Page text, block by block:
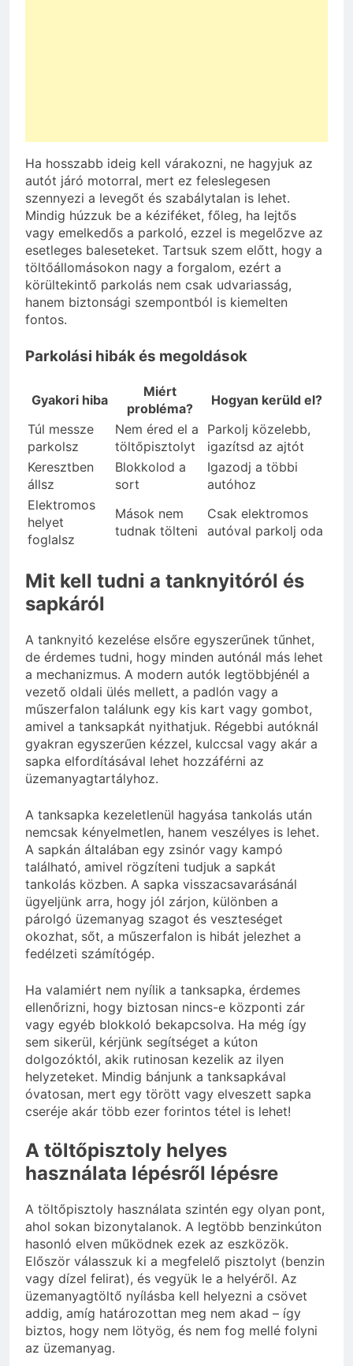
Ha hosszabb ideig kell várakozni, ne hagyjuk az
autót járó motorral, mert ez feleslegesen
szennyezi a levegőt és szabálytalan is lehet.
Mindig húzzuk be a kéziféket, főleg, ha lejtős
vagy emelkedős a parkoló, ezzel is megelőzve az
esetleges baleseteket. Tartsuk szem előtt, hogy a
töltőállomásokon nagy a forgalom, ezért a
körültekintő parkolás nem csak udvariasság,
hanem biztonsági szempontból is kiemelten
fontos.
Parkolási hibák és megoldások
Gyakori hiba
Miért
probléma?
Hogyan kerüld el?
Túl messze
parkolsz
Nem éred el a
töltőpisztolyt
Parkolj közelebb,
igazítsd az ajtót
Keresztben
állsz
Blokkolod a
sort
Igazodj a többi
autóhoz
Elektromos
helyet
foglalsz
Mások nem
tudnak tölteni
Csak elektromos
autóval parkolj oda
Mit kell tudni a tanknyitóról és
sapkáról
A tanknyitó kezelése elsőre egyszerűnek tűnhet,
de érdemes tudni, hogy minden autónál más lehet
a mechanizmus. A modern autók legtöbbjénél a
vezető oldali ülés mellett, a padlón vagy a
műszerfalon találunk egy kis kart vagy gombot,
amivel a tanksapkát nyithatjuk. Régebbi autóknál
gyakran egyszerűen kézzel, kulccsal vagy akár a
sapka elfordításával lehet hozzáférni az
üzemanyagtartályhoz.
A tanksapka kezeletlenül hagyása tankolás után
nemcsak kényelmetlen, hanem veszélyes is lehet.
A sapkán általában egy zsinór vagy kampó
található, amivel rögzíteni tudjuk a sapkát
tankolás közben. A sapka visszacsavarásánál
ügyeljünk arra, hogy jól zárjon, különben a
párolgó üzemanyag szagot és veszteséget
okozhat, sőt, a műszerfalon is hibát jelezhet a
fedélzeti számítógép.
Ha valamiért nem nyílik a tanksapka, érdemes
ellenőrizni, hogy biztosan nincs-e központi zár
vagy egyéb blokkoló bekapcsolva. Ha még így
sem sikerül, kérjünk segítséget a kúton
dolgozóktól, akik rutinosan kezelik az ilyen
helyzeteket. Mindig bánjunk a tanksapkával
óvatosan, mert egy törött vagy elveszett sapka
cseréje akár több ezer forintos tétel is lehet!
A töltőpisztoly helyes
használata lépésről lépésre
A töltőpisztoly használata szintén egy olyan pont,
ahol sokan bizonytalanok. A legtöbb benzinkúton
hasonló elven működnek ezek az eszközök.
Először válasszuk ki a megfelelő pisztolyt (benzin
vagy dízel felirat), és vegyük le a helyéről. Az
üzemanyagtöltő nyílásba kell helyezni a csövet
addig, amíg határozottan meg nem akad – így
biztos, hogy nem lötyög, és nem fog mellé folyni
az üzemanyag.